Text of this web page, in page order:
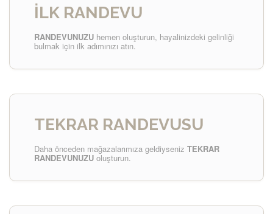
İLK RANDEVU
RANDEVUNUZU hemen oluşturun, hayalinizdeki gelinliği
bulmak için ilk adımınızı atın.
TEKRAR RANDEVUSU
Daha önceden mağazalarımıza geldiyseniz TEKRAR
RANDEVUNUZU oluşturun.